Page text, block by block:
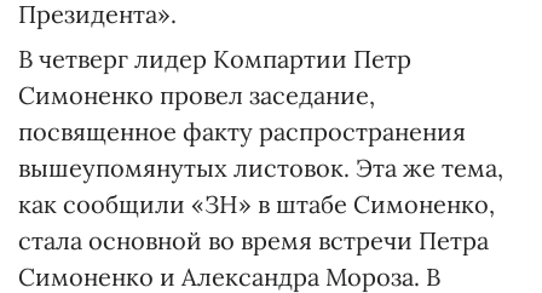
Президента».
В четверг лидер Компартии Петр
Симоненко провел заседание,
посвященное факту распространения
вышеупомянутых листовок. Эта же тема,
как сообщили «ЗН» в штабе Симоненко,
стала основной во время встречи Петра
Симоненко и Александра Мороза. В